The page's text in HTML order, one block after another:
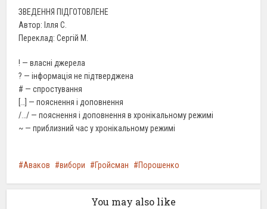
ЗВЕДЕННЯ ПІДГОТОВЛЕНЕ
Автор: Ілля С.
Переклад: Сергій М.
! — власні джерела
? — інформація не підтверджена
# — спростування
[…] — пояснення і доповнення
/…/ — пояснення і доповнення в хронікальному режимі
~ — приблизний час у хронікальному режимі
Аваков вибори Гройсман Порошенко
You may also like